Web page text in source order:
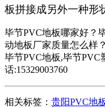
板拼接成另外一种形
毕节PVC地板哪家好？
动地板厂家质量怎么样
毕节PVC地板,毕节PVC
话:15329003760
相关标签： 贵阳PVC地